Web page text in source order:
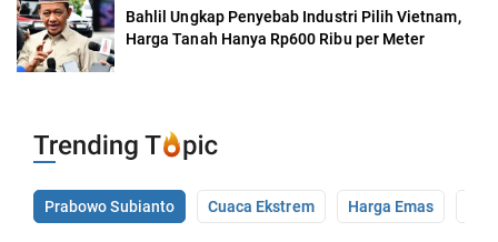
Bahlil Ungkap Penyebab Industri Pilih Vietnam,
Harga Tanah Hanya Rp600 Ribu per Meter
Prabowo Subianto Cuaca Ekstrem Harga Emas